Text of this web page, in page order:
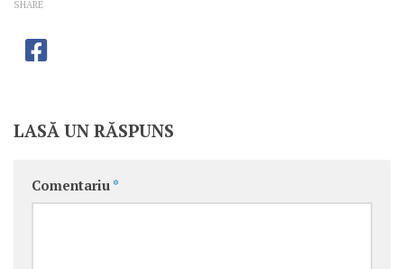
SHARE
LASĂ UN RĂSPUNS
Comentariu *